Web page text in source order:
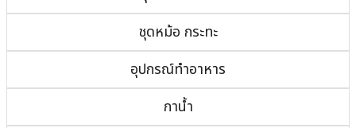
ชุดหม้อ กระทะ
อุปกรณ์ทำอาหาร
กาน้ำ